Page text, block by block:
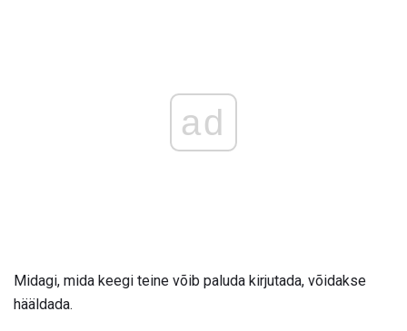
ad
Midagi, mida keegi teine ​​võib paluda kirjutada, võidakse
hääldada.